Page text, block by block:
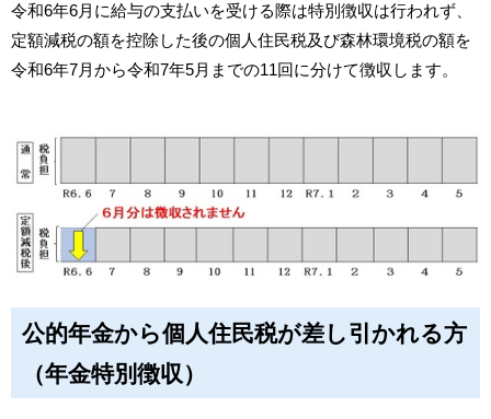
令和6年6月に給与の支払いを受ける際は特別徴収は行われず、
定額減税の額を控除した後の個人住民税及び森林環境税の額を
令和6年7月から令和7年5月までの11回に分けて徴収します。
公的年金から個人住民税が差し引かれる方
（年金特別徴収）